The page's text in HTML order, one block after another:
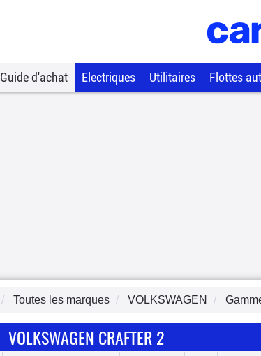
Guide d'achat Electriques Utilitaires Flottes
Toutes les marques VOLKSWAGEN
VOLKSWAGEN CRAFTER 2